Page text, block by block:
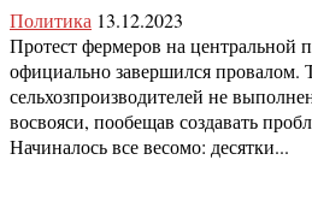
Политика 13.12.2023
Протест фермеров на
официально завершился провалом.
сельхозпроизводителей не
восвояси, пообещав создавать
Начиналось все весомо: десятки...